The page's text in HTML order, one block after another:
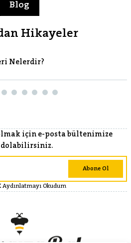
Blog
Hikayeler
Nelerdir?
için e-posta bültenimize
Aydınlatmayı Okudum
Abone Ol